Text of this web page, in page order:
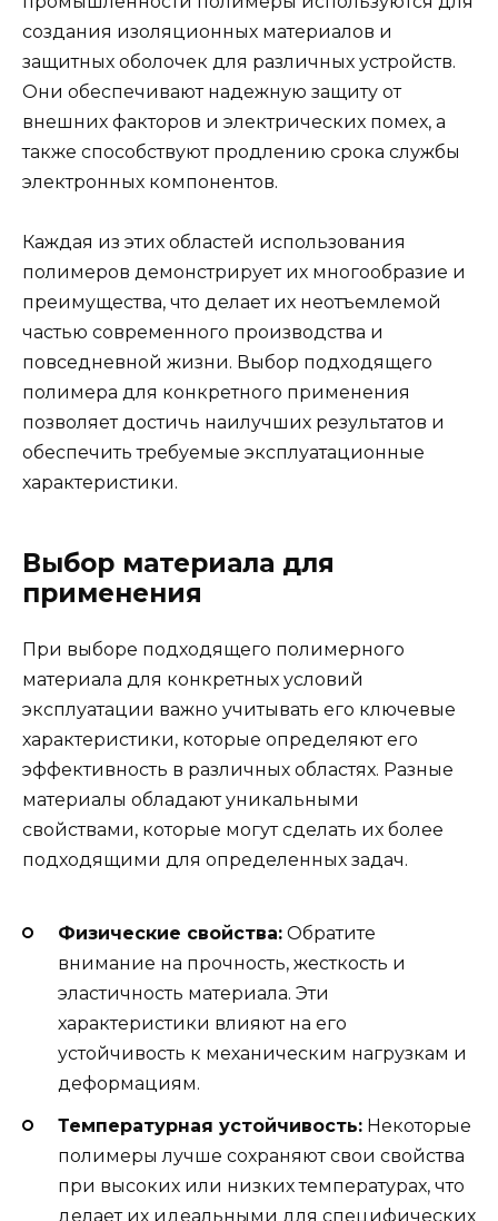
создания изоляционных материалов и
защитных оболочек для различных устройств.
Они обеспечивают надежную защиту от
внешних факторов и электрических помех, а
также способствуют продлению срока службы
электронных компонентов.
Каждая из этих областей использования
полимеров демонстрирует их многообразие и
преимущества, что делает их неотъемлемой
частью современного производства и
повседневной жизни. Выбор подходящего
полимера для конкретного применения
позволяет достичь наилучших результатов и
обеспечить требуемые эксплуатационные
характеристики.
Выбор материала для
применения
При выборе подходящего полимерного
материала для конкретных условий
эксплуатации важно учитывать его ключевые
характеристики, которые определяют его
эффективность в различных областях. Разные
материалы обладают уникальными
свойствами, которые могут сделать их более
подходящими для определенных задач.
Физические свойства: Обратите
внимание на прочность, жесткость и
эластичность материала. Эти
характеристики влияют на его
устойчивость к механическим нагрузкам и
деформациям.
Температурная устойчивость: Некоторые
полимеры лучше сохраняют свои свойства
при высоких или низких температурах, что
делает их идеальными для специфических